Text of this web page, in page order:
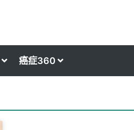
癌症360